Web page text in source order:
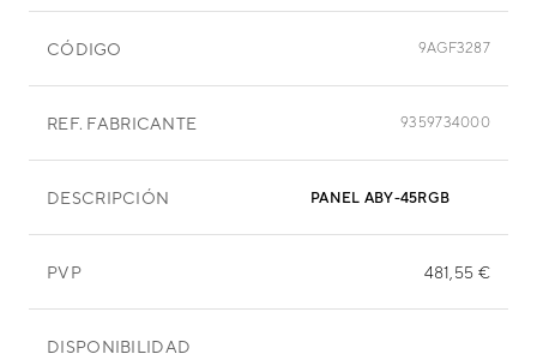
CÓDIGO 9AGF3287
REF. FABRICANTE 9359734000
DESCRIPCIÓN PANEL ABY-45RGB
PVP 481,55 €
DISPONIBILIDAD